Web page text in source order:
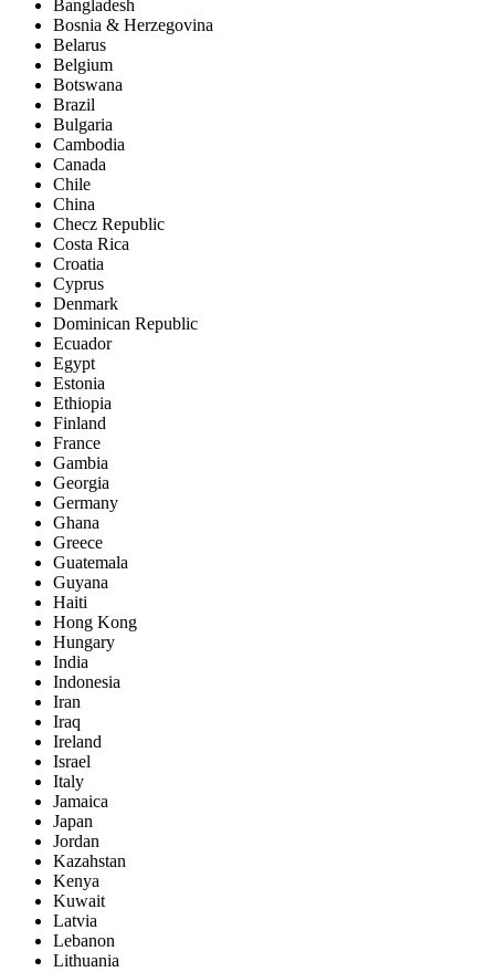
Bangladesh
Bosnia & Herzegovina
Belarus
Belgium
Botswana
Brazil
Bulgaria
Cambodia
Canada
Chile
China
Checz Republic
Costa Rica
Croatia
Cyprus
Denmark
Dominican Republic
Ecuador
Egypt
Estonia
Ethiopia
Finland
France
Gambia
Georgia
Germany
Ghana
Greece
Guatemala
Guyana
Haiti
Hong Kong
Hungary
India
Indonesia
Iran
Iraq
Ireland
Israel
Italy
Jamaica
Japan
Jordan
Kazahstan
Kenya
Kuwait
Latvia
Lebanon
Lithuania